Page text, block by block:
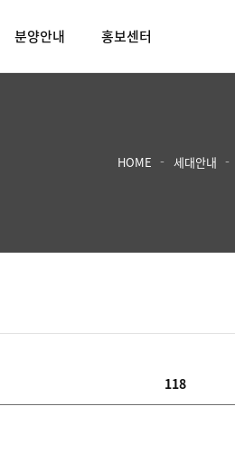
분양안내 홍보센터
HOME 세대안내
118